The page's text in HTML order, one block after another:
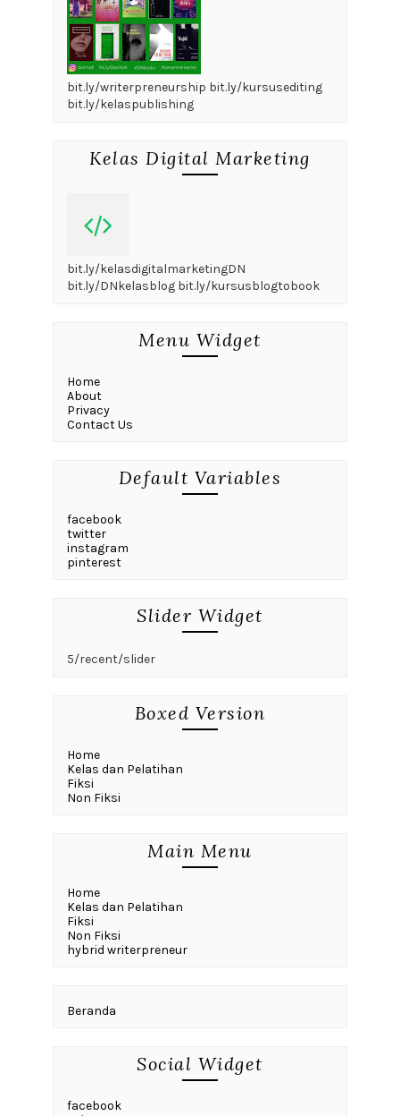
bit.ly/writerpreneurship bit.ly/kursusediting
bit.ly/kelaspublishing
Kelas Digital Marketing
bit.ly/kelasdigitalmarketingDN
bit.ly/DNkelasblog bit.ly/kursusblogtobook
Menu Widget
Home
About
Privacy
Contact Us
Default Variables
facebook
twitter
instagram
pinterest
Slider Widget
5/recent/slider
Boxed Version
Home
Kelas dan Pelatihan
Fiksi
Non Fiksi
Main Menu
Home
Kelas dan Pelatihan
Fiksi
Non Fiksi
hybrid writerpreneur
Beranda
Social Widget
facebook